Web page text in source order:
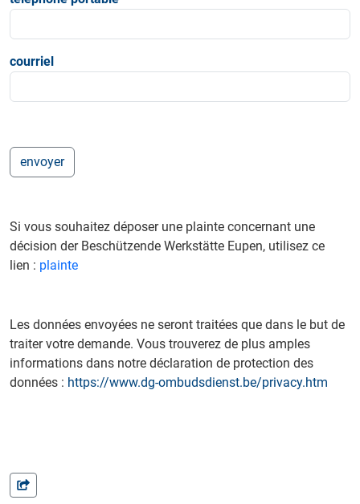
courriel
Si vous souhaitez déposer une plainte concernant une
décision der Beschützende Werkstätte Eupen, utilisez ce
lien : plainte
Les données envoyées ne seront traitées que dans le but de
traiter votre demande. Vous trouverez de plus amples
informations dans notre déclaration de protection des
données : https://www.dg-ombudsdienst.be/privacy.htm